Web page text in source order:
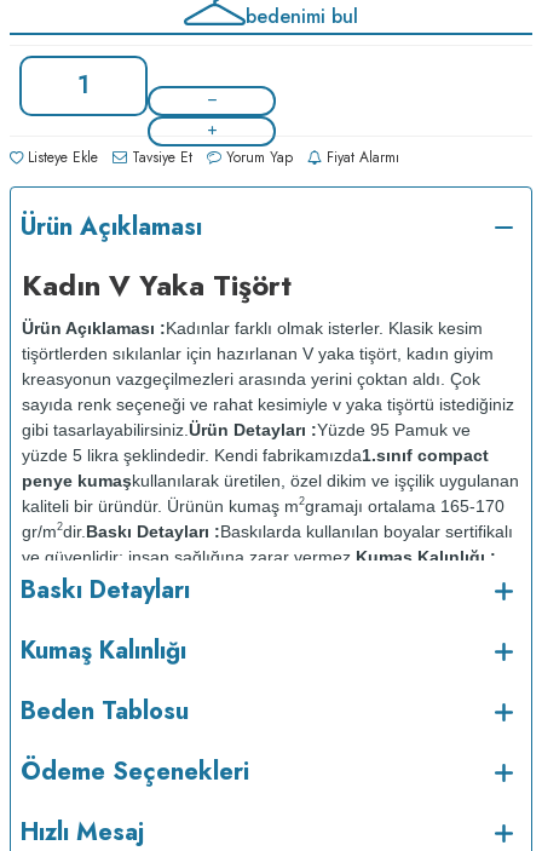
bedenimi bul
Listeye Ekle Tavsiye Et Yorum Yap Fiyat Alarmı
Ürün Açıklaması
Kadın V Yaka Tişört
Ürün Açıklaması :Kadınlar farklı olmak isterler. Klasik kesim
tişörtlerden sıkılanlar için hazırlanan V yaka tişört, kadın giyim
kreasyonun vazgeçilmezleri arasında yerini çoktan aldı. Çok
sayıda renk seçeneği ve rahat kesimiyle v yaka tişörtü istediğiniz
gibi tasarlayabilirsiniz. Ürün Detayları :Yüzde 95 Pamuk ve
yüzde 5 likra şeklindedir. Kendi fabrikamızda1.sınıf compact
penye kumaşkullanılarak üretilen, özel dikim ve işçilik uygulanan
kaliteli bir üründür. Ürünün kumaş m2gramajı ortalama 165-170
gr/m2dir. Baskı Detayları :Baskılarda kullanılan boyalar sertifikalı
ve güvenlidir; insan sağlığına zarar vermez. Kumaş Kalınlığı :
yapılmaz.
Kurutma makinesinde kurutulmaz. Orta ısıda ve tersten
Baskı Detayları
Kumaş Kalınlığı
Beden Tablosu
Ödeme Seçenekleri
Hızlı Mesaj